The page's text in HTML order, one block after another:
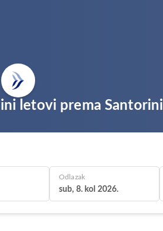
letovi prema Santorini
Odlazak
sub, 8. kol 2026.